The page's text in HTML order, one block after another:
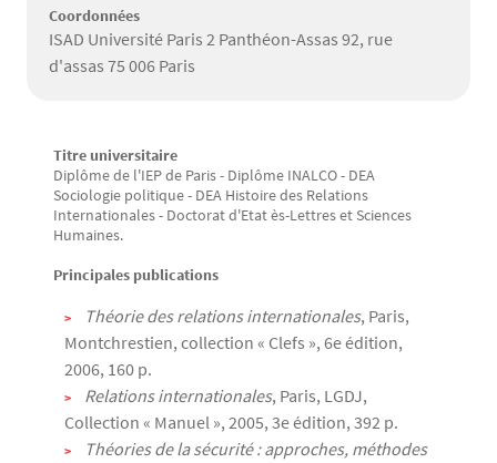
Coordonnées
ISAD Université Paris 2 Panthéon-Assas 92, rue
d'assas 75 006 Paris
Texte
Titre universitaire
Diplôme de l'IEP de Paris - Diplôme INALCO - DEA
Sociologie politique - DEA Histoire des Relations
Internationales - Doctorat d'Etat ès-Lettres et Sciences
Humaines.
Principales publications
Théorie des relations internationales, Paris,
Montchrestien, collection « Clefs », 6e édition,
2006, 160 p.
Relations internationales, Paris, LGDJ,
Collection « Manuel », 2005, 3e édition, 392 p.
Théories de la sécurité : approches, méthodes